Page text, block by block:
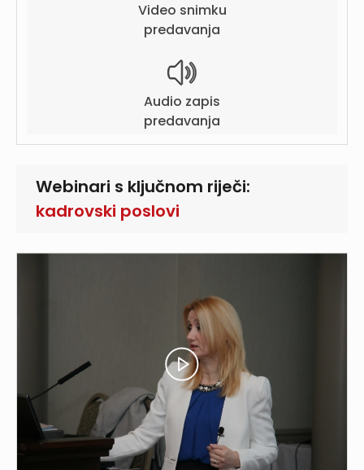
Video snimku
predavanja
Audio zapis
predavanja
Webinari s ključnom riječi:
kadrovski poslovi